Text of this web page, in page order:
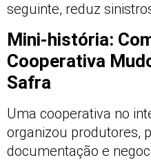
seguinte, reduz
Mini-história:
Cooperativa
Safra
Uma cooperativa no
organizou produtores,
documentação e